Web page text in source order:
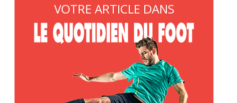
VOTRE ARTICLE DANS